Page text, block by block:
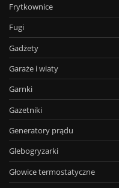
Frytkownice
Fugi
Gadżety
Garaże i wiaty
Garnki
Gazetniki
Generatory prądu
Glebogryzarki
Głowice termostatyczne